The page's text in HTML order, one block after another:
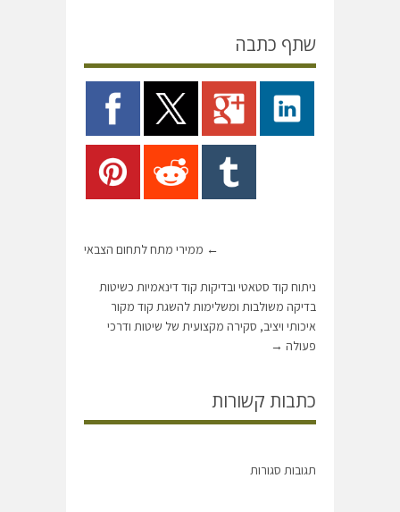
שתף כתבה
← ממירי מתח לתחום הצבאי
ניתוח קוד סטאטי ובדיקות קוד דינאמיות כשיטות
בדיקה משולבות ומשלימות להשגת קוד מקור
איכותי ויציב, סקירה מקצועית של שיטות ודרכי
פעולה →
כתבות קשורות
תגובות סגורות